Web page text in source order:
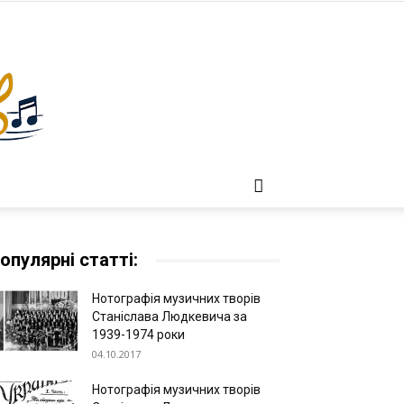
статті:
Нотографія музичних творів
Станіслава Людкевича за
1939-1974 роки
04.10.2017
Нотографія музичних творів